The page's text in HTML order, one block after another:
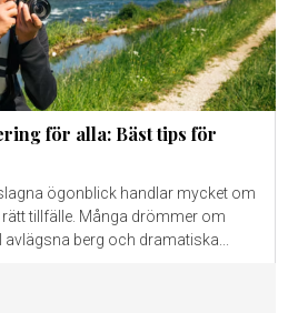
för alla: Bäst tips för
ögonblick handlar mycket om
tillfälle. Många drömmer om
berg och dramatiska...